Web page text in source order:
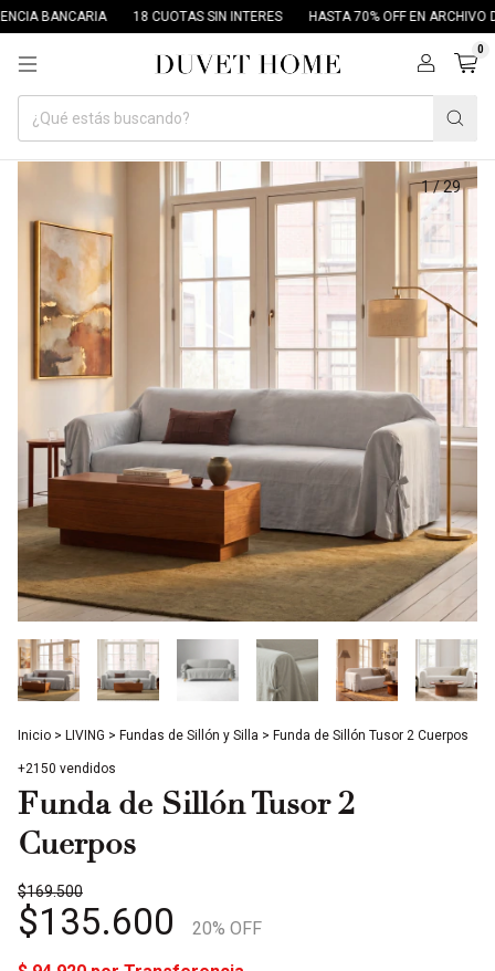
BANCARIA 18 CUOTAS SIN INTERES HASTA 70% OFF EN ARCHIVO
0
1/29
Inicio > LIVING > Fundas de Sillón y Silla > Funda de Sillón Tusor 2 Cuerpos
+2150 vendidos
Funda de Sillón Tusor 2
Cuerpos
$169.500
$135.600 20% OFF